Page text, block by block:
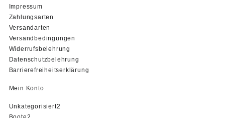
Impressum
Zahlungsarten
Versandarten
Versandbedingungen
Widerrufsbelehrung
Datenschutzbelehrung
Barrierefreiheitserklärung
Mein Konto
Unkategorisiert2